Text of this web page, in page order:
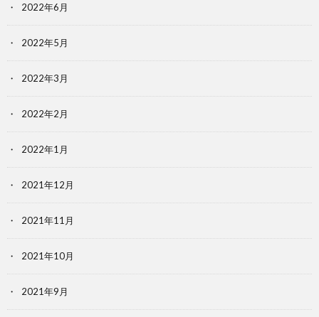
2022年6月
2022年5月
2022年3月
2022年2月
2022年1月
2021年12月
2021年11月
2021年10月
2021年9月